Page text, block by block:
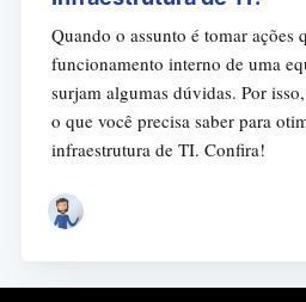
Quando o assunto é tomar ações
funcionamento interno de uma
surjam algumas dúvidas. Por
o que você precisa saber para
infraestrutura de TI. Confira!